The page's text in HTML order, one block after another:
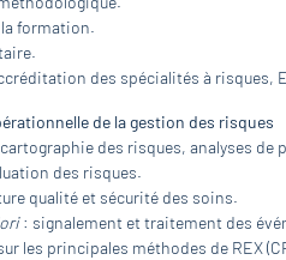
formation.
des spécialités à risques,
de la gestion des risques
des risques, analyses de
des risques.
qualité et sécurité des soins.
: signalement et traitement des
les principales méthodes de REX